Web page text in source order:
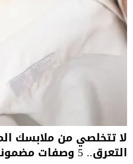
لا تتخلصي من ملابسك
التعرق.. 5 وصفات مضمونة